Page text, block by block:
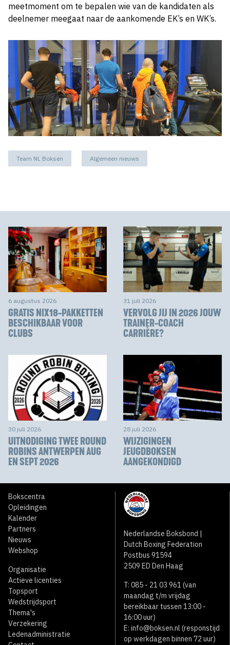
meetmoment om te bepalen wie van de kandidaten als
deelnemer meegaat naar de aankomende EK’s en WK’s.
Team NL Boksen Algemeen nieuws
6 augustus 2026
GRATIS NIX18-PAKKETTEN
BESCHIKBAAR VOOR
CLUBS
31 juli 2026
VERVOLG JIJ IN 2026 JOUW
TRAINER-COACH
CARRIÈRE?
30 juli 2026
UITNODIGING TWEE ROUND
ROBINS ANTWERPEN AUG
EN SEPT 2026
28 juli 2026
WIJZIGINGEN
JEUGDBOKSEN
AANGEKONDIGD
Bokscentra
Opleidingen
Kalender
Partners
Nieuws
Webshop
Organisatie
Actieve licenties
Topsport
Wedstrijdsport
Thema's
Verzekering
Ledenadministratie
Nederlandse Boksbond |
Dutch Boxing Federation
Postbus 91594
2509 ED Den Haag
T: 085 - 21 03 961 (van
maandag t/m vrijdag
bereikbaar tussen 13:00 -
16:00 uur)
E: info@boksen.nl (responstijd
op werkdagen binnen 72 uur)